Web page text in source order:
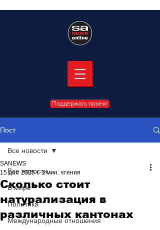
Поддержать проект
Пост
Все новости
В мире
Политика
Международные отношения
Все новости
Сколько стоит
натурализация в
различных кантонах
SANEWS
15 дек. 2025 г. 1 мин. чтения